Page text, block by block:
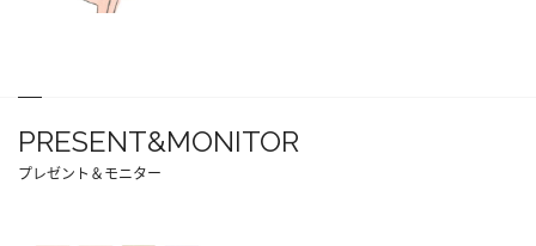
PRESENT&MONITOR
プレゼント＆モニター